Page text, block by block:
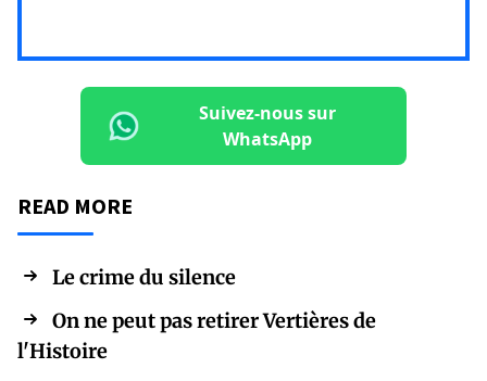
Suivez-nous sur
WhatsApp
READ MORE
Le crime du silence
On ne peut pas retirer Vertières de
l'Histoire